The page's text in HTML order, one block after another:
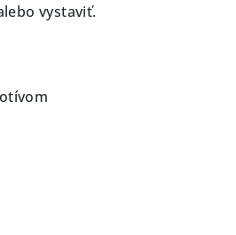
vystaviť.